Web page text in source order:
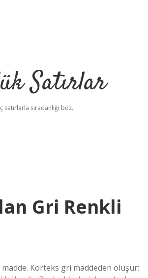
Satırlar
satırlarla sıradanlığı boz.
Gri Renkli
Korteks gri maddeden oluşur;